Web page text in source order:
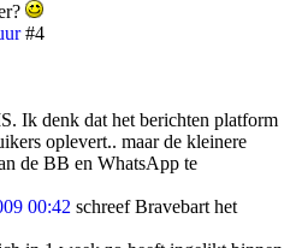
#4
Ik denk dat het berichten platform
oplevert.. maar de kleinere
de BB en WhatsApp te
00:42 schreef Bravebart het